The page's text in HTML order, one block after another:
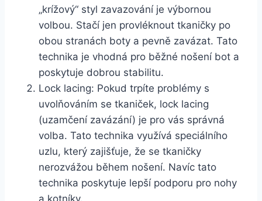
„krížový“ styl zavazování je ⁢výbornou ​
volbou. Stačí ⁣jen provléknout tkaničky po
obou stranách boty a pevně zavázat. ‌Tato
technika je vhodná pro⁣ běžné nošení bot ⁣a
poskytuje dobrou ⁣stabilitu.
Lock lacing: Pokud trpíte problémy s
uvolňováním se tkaniček, lock lacing
(uzamčení zavázání) je pro ⁤vás správná
volba. ‌Tato technika využívá speciálního
uzlu, který zajišťuje, že se tkaničky
nerozvážou během nošení. Navíc tato
technika‍ poskytuje lepší podporu pro nohy
a kotníky.